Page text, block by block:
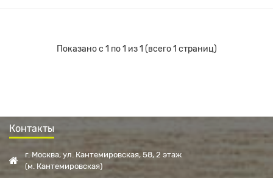
Показано с 1 по 1 из 1 (всего 1 страниц)
Контакты
г. Москва, ул. Кантемировская, 58, 2 этаж
(м. Кантемировская)